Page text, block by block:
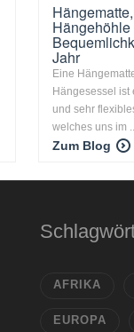
Jahr
Eine
Hängesessel ist
und sehr
welches uns im
Zum Blog
AFRIKA
EUROPA